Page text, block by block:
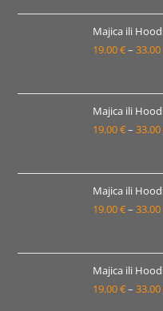
Majica ili
19.00€– 33.00
Majica ili
19.00€– 33.00
Majica ili
19.00€– 33.00
Majica ili
19.00€– 33.00